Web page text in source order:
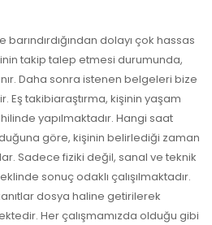
barındırdığından dolayı çok hassas
takip talep etmesi durumunda,
Daha sonra istenen belgeleri bize
Eş takibiaraştırma, kişinin yaşam
yapılmaktadır. Hangi saat
göre, kişinin belirlediği zaman
Sadece fiziki değil, sanal ve teknik
sonuç odaklı çalışılmaktadır.
dosya haline getirilerek
Her çalışmamızda olduğu gibi